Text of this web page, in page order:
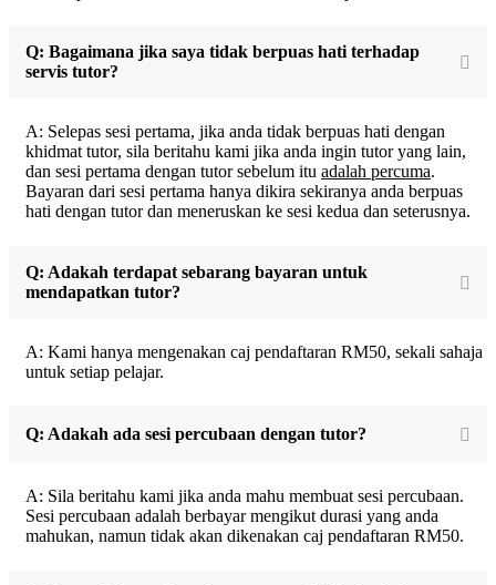
Q: Bagaimana jika saya tidak berpuas hati terhadap
servis tutor?
A: Selepas sesi pertama, jika anda tidak berpuas hati dengan
khidmat tutor, sila beritahu kami jika anda ingin tutor yang lain,
dan sesi pertama dengan tutor sebelum itu adalah percuma.
Bayaran dari sesi pertama hanya dikira sekiranya anda berpuas
hati dengan tutor dan meneruskan ke sesi kedua dan seterusnya.
Q: Adakah terdapat sebarang bayaran untuk
mendapatkan tutor?
A: Kami hanya mengenakan caj pendaftaran RM50, sekali sahaja
untuk setiap pelajar.
Q: Adakah ada sesi percubaan dengan tutor?
A: Sila beritahu kami jika anda mahu membuat sesi percubaan.
Sesi percubaan adalah berbayar mengikut durasi yang anda
mahukan, namun tidak akan dikenakan caj pendaftaran RM50.